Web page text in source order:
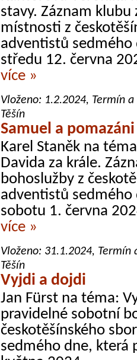
stavy. Záznam klubu
místnosti z
adventistů
středu 12. června
více »
Vloženo: 1.2.2024, Termín
Těšín
Samuel a
Karel Staněk na
Davida za krále.
bohoslužby z
adventistů
sobotu 1. června
více »
Vloženo: 31.1.2024, Termín
Těšín
Vyjdi a dojdi
Jan Fürst na téma:
pravidelné sobotní
českotěšínského
sedmého dne, která